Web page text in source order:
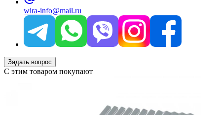
wira-info@mail.ru
Задать вопрос
С этим товаром покупают